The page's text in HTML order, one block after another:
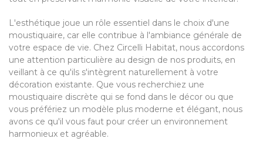
L'esthétique joue un rôle essentiel dans le choix d'une
moustiquaire, car elle contribue à l'ambiance générale de
votre espace de vie. Chez Circelli Habitat, nous accordons
une attention particulière au design de nos produits, en
veillant à ce qu'ils s'intègrent naturellement à votre
décoration existante. Que vous recherchiez une
moustiquaire discrète qui se fond dans le décor ou que
vous préfériez un modèle plus moderne et élégant, nous
avons ce qu'il vous faut pour créer un environnement
harmonieux et agréable.